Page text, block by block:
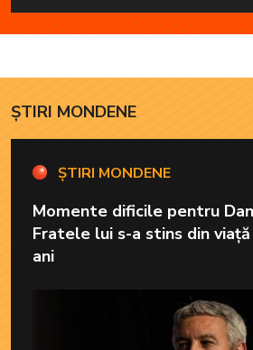
da, pe rând, trezirea cu
„Dimineți de vacanță”
în
de a
ȘTIRI MONDENE
ȘTIRI MONDENE
Momente dificile pentru
Fratele lui s-a stins din
ani